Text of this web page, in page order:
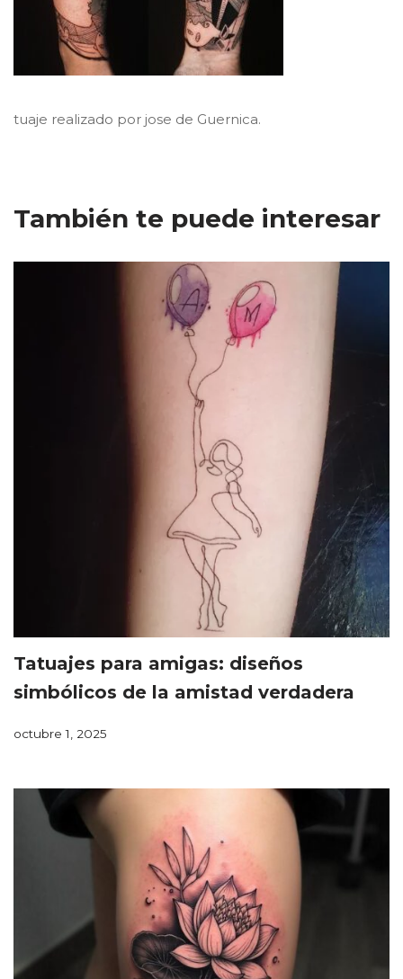
tuaje realizado por jose de Guernica.
También te puede interesar
Tatuajes para amigas: diseños
simbólicos de la amistad verdadera
octubre 1, 2025